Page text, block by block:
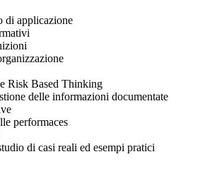
di applicazione
Risk Based Thinking
delle informazioni documentate
performaces
di casi reali ed esempi pratici